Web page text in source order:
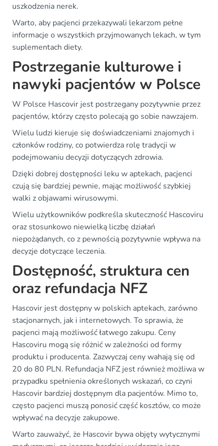
uszkodzenia nerek.
Warto, aby pacjenci przekazywali lekarzom pełne
informacje o wszystkich przyjmowanych lekach, w tym
suplementach diety.
Postrzeganie kulturowe i
nawyki pacjentów w Polsce
W Polsce Hascovir jest postrzegany pozytywnie przez
pacjentów, którzy często polecają go sobie nawzajem.
Wielu ludzi kieruje się doświadczeniami znajomych i
członków rodziny, co potwierdza rolę tradycji w
podejmowaniu decyzji dotyczących zdrowia.
Dzięki dobrej dostępności leku w aptekach, pacjenci
czują się bardziej pewnie, mając możliwość szybkiej
walki z objawami wirusowymi.
Wielu użytkowników podkreśla skuteczność Hascoviru
oraz stosunkowo niewielką liczbę działań
niepożądanych, co z pewnością pozytywnie wpływa na
decyzje dotyczące leczenia.
Dostępność, struktura cen
oraz refundacja NFZ
Hascovir jest dostępny w polskich aptekach, zarówno
stacjonarnych, jak i internetowych. To sprawia, że
pacjenci mają możliwość łatwego zakupu. Ceny
Hascoviru mogą się różnić w zależności od formy
produktu i producenta. Zazwyczaj ceny wahają się od
20 do 80 PLN. Refundacja NFZ jest również możliwa w
przypadku spełnienia określonych wskazań, co czyni
Hascovir bardziej dostępnym dla pacjentów. Mimo to,
często pacjenci muszą ponosić część kosztów, co może
wpływać na decyzje zakupowe.
Warto zauważyć, że Hascovir bywa objęty wytycznymi